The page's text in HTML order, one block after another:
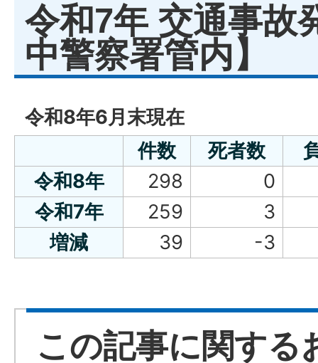
令和7年 交通事故
中警察署管内】
令和8年6月末現在
件数
死者数
令和8年
298
0
令和7年
259
3
増減
39 -3
この記事に関する